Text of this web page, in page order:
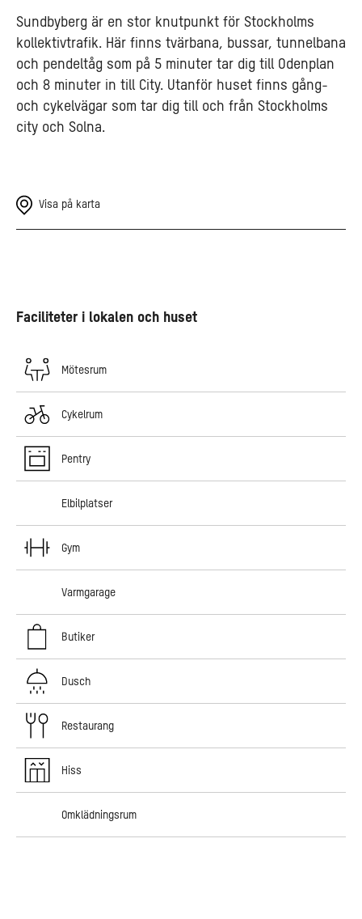
Sundbyberg är en stor knutpunkt för Stockholms
kollektivtrafik. Här finns tvärbana, bussar, tunnelbana
och pendeltåg som på 5 minuter tar dig till Odenplan
och 8 minuter in till City. Utanför huset finns gång-
och cykelvägar som tar dig till och från Stockholms
city och Solna.
Visa på karta
Faciliteter i lokalen och huset
Mötesrum
Cykelrum
Pentry
Elbilplatser
Gym
Varmgarage
Butiker
Dusch
Restaurang
Hiss
Omklädningsrum